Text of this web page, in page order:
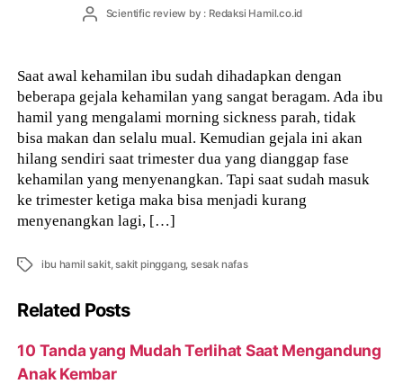
PostScientific review by : Redaksi Hamil.co.id
Saat awal kehamilan ibu sudah dihadapkan dengan
beberapa gejala kehamilan yang sangat beragam. Ada ibu
hamil yang mengalami morning sickness parah, tidak
bisa makan dan selalu mual. Kemudian gejala ini akan
hilang sendiri saat trimester dua yang dianggap fase
kehamilan yang menyenangkan. Tapi saat sudah masuk
ke trimester ketiga maka bisa menjadi kurang
menyenangkan lagi, […]
Tags ibu hamil sakit,sakit pinggang, sesak nafas
Related Posts
10 Tanda yang Mudah Terlihat Saat Mengandung
Anak Kembar